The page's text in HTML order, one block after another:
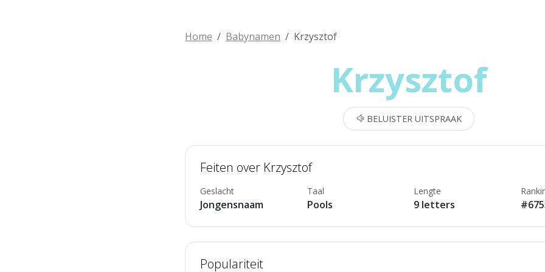
Home Babynamen Krzysztof
Krzysztof
BELUISTER UITSPRAAK
Feiten over Krzysztof
Geslacht
Jongensnaam
Taal
Pools
Lengte
9 letters
Populariteit